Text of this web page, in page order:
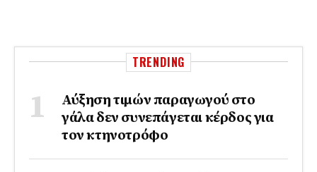
TRENDING
Αύξηση τιμών παραγωγού στο
γάλα δεν συνεπάγεται κέρδος για
τον κτηνοτρόφο